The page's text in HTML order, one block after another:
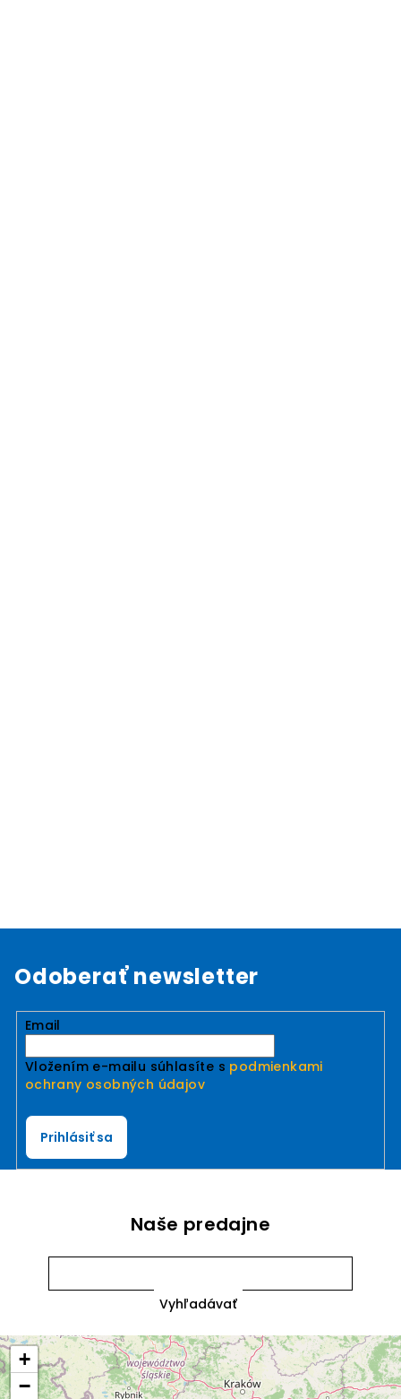
Odoberať newsletter
Email
Vložením e-mailu súhlasíte s podmienkami
ochrany osobných údajov
Prihlásiť sa
Naše predajne
+
−